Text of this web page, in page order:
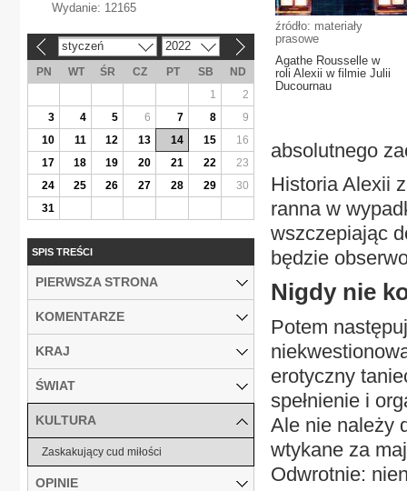
źródło: materiały
prasowe
Agathe Rousselle w
roli Alexii w filmie Julii
Ducournau
absolutnego
Historia Alexii
ranna w
wszczepiając
będzie
Nigdy nie
Potem
erotyczny
spełnienie i
Ale nie należy
wtykane za
Odwrotnie:
Wydanie: 12165
styczeń 2022
PN WT ŚR CZ PT SB
ND
1
2
3
4 5 6 7 8
9
10
11 12 13 14 15
16
17
18 19 20 21 22
23
24
25 26 27 28 29
30
31
SPIS TREŚCI
PIERWSZA STRONA
KOMENTARZE
KRAJ
ŚWIAT
KULTURA
Zaskakujący cud miłości
OPINIE